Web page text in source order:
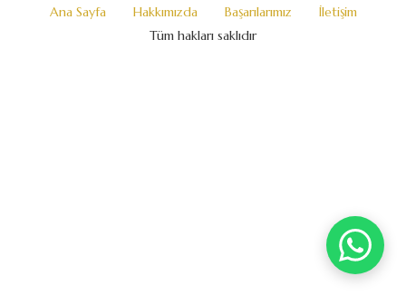
Ana Sayfa
Hakkımızda Başarılarımız
İletişim
Tüm hakları saklıdır